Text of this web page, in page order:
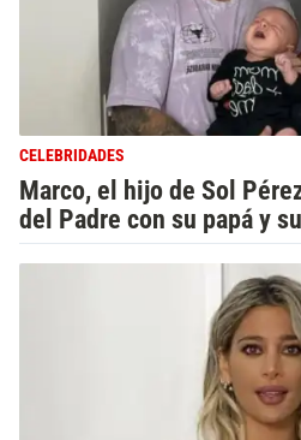
CELEBRIDADES
Marco, el hijo de Sol
del Padre con su papá y